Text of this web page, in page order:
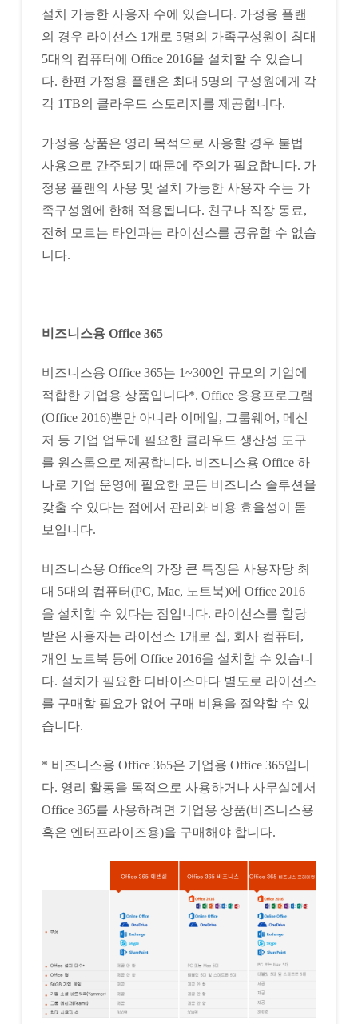
설치 가능한 사용자 수에 있습니다. 가정용 플랜
의 경우 라이선스 1개로 5명의 가족구성원이 최대
5대의 컴퓨터에 Office 2016을 설치할 수 있습니
다. 한편 가정용 플랜은 최대 5명의 구성원에게 각
각 1TB의 클라우드 스토리지를 제공합니다.
가정용 상품은 영리 목적으로 사용할 경우 불법
사용으로 간주되기 때문에 주의가 필요합니다. 가
정용 플랜의 사용 및 설치 가능한 사용자 수는 가
족구성원에 한해 적용됩니다. 친구나 직장 동료,
전혀 모르는 타인과는 라이선스를 공유할 수 없습
니다.
비즈니스용 Office 365
비즈니스용 Office 365는 1~300인 규모의 기업에
적합한 기업용 상품입니다*. Office 응용프로그램
(Office 2016)뿐만 아니라 이메일, 그룹웨어, 메신
저 등 기업 업무에 필요한 클라우드 생산성 도구
를 원스톱으로 제공합니다. 비즈니스용 Office 하
나로 기업 운영에 필요한 모든 비즈니스 솔루션을
갖출 수 있다는 점에서 관리와 비용 효율성이 돋
보입니다.
비즈니스용 Office의 가장 큰 특징은 사용자당 최
대 5대의 컴퓨터(PC, Mac, 노트북)에 Office 2016
을 설치할 수 있다는 점입니다. 라이선스를 할당
받은 사용자는 라이선스 1개로 집, 회사 컴퓨터,
개인 노트북 등에 Office 2016을 설치할 수 있습니
다. 설치가 필요한 디바이스마다 별도로 라이선스
를 구매할 필요가 없어 구매 비용을 절약할 수 있
습니다.
* 비즈니스용 Office 365은 기업용 Office 365입니
다. 영리 활동을 목적으로 사용하거나 사무실에서
Office 365를 사용하려면 기업용 상품(비즈니스용
혹은 엔터프라이즈용)을 구매해야 합니다.